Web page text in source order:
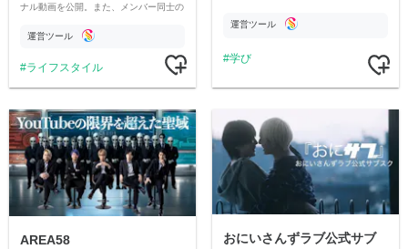
ナル動画を公開。また、メンバー同士の
ただいています。
運営ツール
ライフスタイル
す運営ツール
学び
AREA58
おにいさんずラブ公式サブ